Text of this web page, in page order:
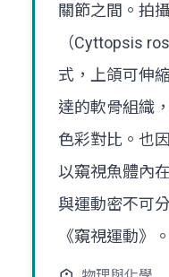
關節之間。拍
（Cyttopsis
式，上頜可伸
達的軟骨組織
色彩對比。也
以窺視魚體內
與運動密不可
《窺視運動》。